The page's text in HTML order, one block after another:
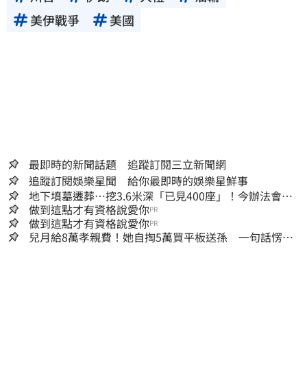
美伊戰爭
美國
最即時的新聞話題 追蹤訂閱三立新聞網
追蹤訂閱娛樂星聞 給你最即時的娛樂星鮮事
地下墳墓遷葬…挖3.6米深「已見400座」！今辦法會安
撫祖先
做到這點才有資格說愛你PR
做到這點才有資格說愛你PR
兒月給8萬孝親費！她自掏5萬買平板送孫 一句話愣原